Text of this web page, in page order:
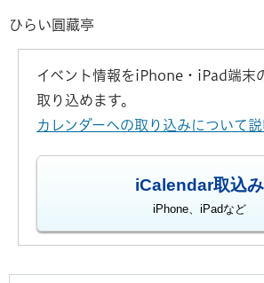
ひらい圓藏亭
イベント情報をiPhone・iPad端末
取り込めます。
カレンダーへの取り込みについて
iCalendar取込み
iPhone、iPadなど